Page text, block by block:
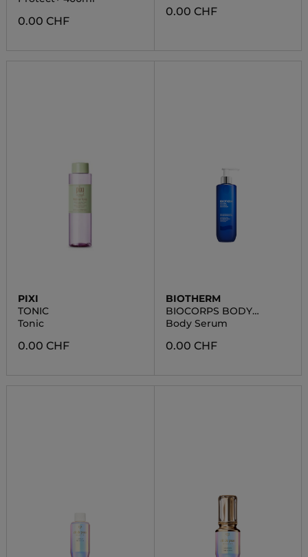
0.00 CHF
0.00 CHF
PIXI
TONIC
Tonic
0.00 CHF
BIOTHERM
BIOCORPS BODY
SERUM
Body Serum
0.00 CHF